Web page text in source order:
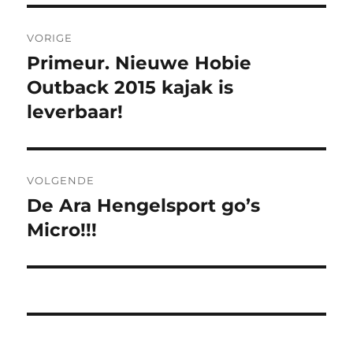
navigatie
VORIGE
Vorig
bericht:
Primeur. Nieuwe Hobie
Outback 2015 kajak is
leverbaar!
VOLGENDE
Volgend
bericht:
De Ara Hengelsport go’s
Micro!!!